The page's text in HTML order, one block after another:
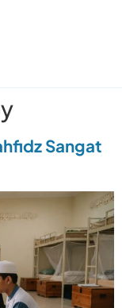
Sangat